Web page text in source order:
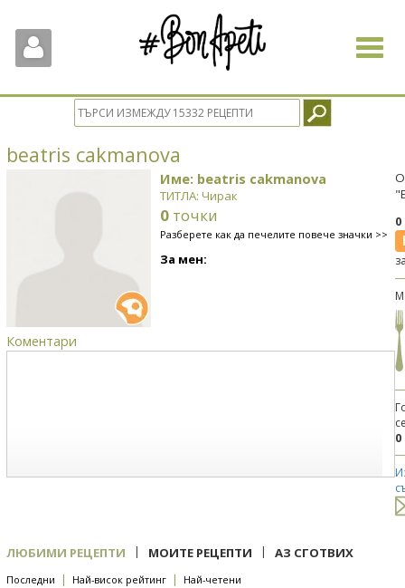
Toggle
beatris cakmanova
Име: beatris cakmanova
ТИТЛА: Чирак
0 точки
Разберете как да печелите повече значки >>
За мен:
Коментари
0
ЛЮБИМИ РЕЦЕПТИ | МОИТЕ РЕЦЕПТИ | АЗ СГОТВИХ
Последни | Най-висок рейтинг | Най-четени